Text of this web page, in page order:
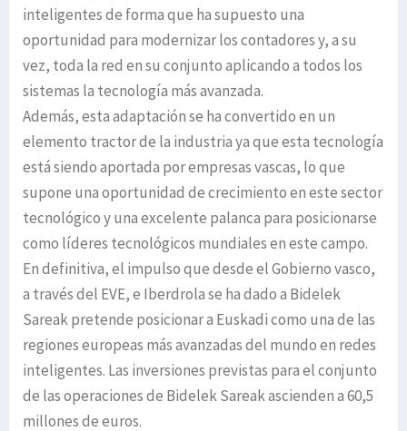
inteligentes de forma que ha supuesto una
oportunidad para modernizar los contadores y, a su
vez, toda la red en su conjunto aplicando a todos los
sistemas la tecnología más avanzada.
Además, esta adaptación se ha convertido en un
elemento tractor de la industria ya que esta tecnología
está siendo aportada por empresas vascas, lo que
supone una oportunidad de crecimiento en este sector
tecnológico y una excelente palanca para posicionarse
como líderes tecnológicos mundiales en este campo.
En definitiva, el impulso que desde el Gobierno vasco,
a través del EVE, e Iberdrola se ha dado a Bidelek
Sareak pretende posicionar a Euskadi como una de las
regiones europeas más avanzadas del mundo en redes
inteligentes. Las inversiones previstas para el conjunto
de las operaciones de Bidelek Sareak ascienden a 60,5
millones de euros.